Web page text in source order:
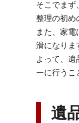
そこでまず
整理の初め
また、家
滑になりま
よって、遺
ーに行うこ
遺